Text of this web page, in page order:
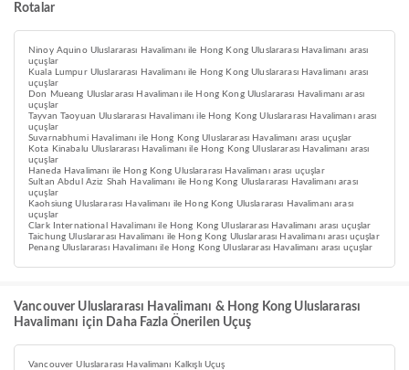
Rotalar
Ninoy Aquino Uluslararası Havalimanı ile Hong Kong Uluslararası Havalimanı arası
uçuşlar
Kuala Lumpur Uluslararası Havalimanı ile Hong Kong Uluslararası Havalimanı arası
uçuşlar
Don Mueang Uluslararası Havalimanı ile Hong Kong Uluslararası Havalimanı arası
uçuşlar
Tayvan Taoyuan Uluslararası Havalimanı ile Hong Kong Uluslararası Havalimanı arası
uçuşlar
Suvarnabhumi Havalimanı ile Hong Kong Uluslararası Havalimanı arası uçuşlar
Kota Kinabalu Uluslararası Havalimanı ile Hong Kong Uluslararası Havalimanı arası
uçuşlar
Haneda Havalimanı ile Hong Kong Uluslararası Havalimanı arası uçuşlar
Sultan Abdul Aziz Shah Havalimanı ile Hong Kong Uluslararası Havalimanı arası
uçuşlar
Kaohsiung Uluslararası Havalimanı ile Hong Kong Uluslararası Havalimanı arası
uçuşlar
Clark International Havalimanı ile Hong Kong Uluslararası Havalimanı arası uçuşlar
Taichung Uluslararası Havalimanı ile Hong Kong Uluslararası Havalimanı arası uçuşlar
Penang Uluslararası Havalimanı ile Hong Kong Uluslararası Havalimanı arası uçuşlar
Vancouver Uluslararası Havalimanı & Hong Kong Uluslararası
Havalimanı için Daha Fazla Önerilen Uçuş
Vancouver Uluslararası Havalimanı Kalkışlı Uçuş